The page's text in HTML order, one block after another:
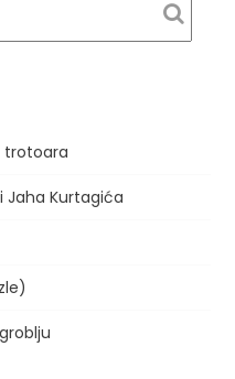
trotoara
Jaha Kurtagića